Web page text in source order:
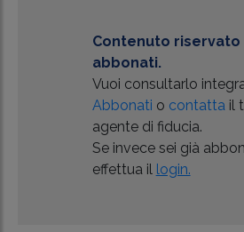
Contenuto riservato
abbonati.
Vuoi consultarlo
Abbonati o contatta il
agente di fiducia.
Se invece sei già
effettua il login.